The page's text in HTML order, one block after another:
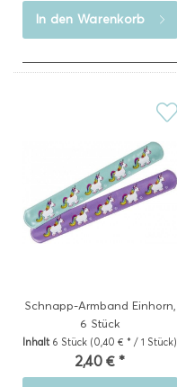
In den Warenkorb
Schnapp-Armband Einhorn,
6 Stück
Inhalt 6 Stück (0,40 € * / 1 Stück)
2,40 € *